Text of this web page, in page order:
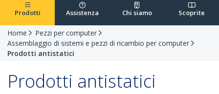
Prodotti Assistenza Chi siamo Scoprite
Home
Pezzi per computer
Assemblaggio di sistemi e pezzi di ricambio per computer
Prodotti antistatici
Prodotti antistatici